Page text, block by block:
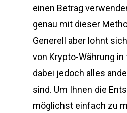
einen Betrag
genau mit dieser
Generell aber lohnt
von Krypto-Währung
dabei jedoch alles
sind. Um Ihnen die
möglichst einfach zu